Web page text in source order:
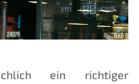
ein richtiger